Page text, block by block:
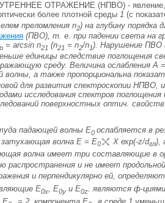
ОТРАЖЕНИЕ (НПВО) - явление,
более плотной среды 1 (с
преломления n2) на глубину порядка
(ПВО), т. е. при падении света на
= arcsin n21 (n21 = n2/n1). Нарушение ПВО
единицы вследствие поглощения
среду. Величина ослабления А
а также пропорциональна
для развития спектроскопии НПВО,
исследования спектров
поверхностных оптич.
падающей волны E0 ослабляется в
затухающая волна E = E0 Х ехр(-z/dгл),
волна имеет три составляющие в
распространения и не имеет
и перпендикулярно ей,
E0x Е0у и E0z . являются ф-циями